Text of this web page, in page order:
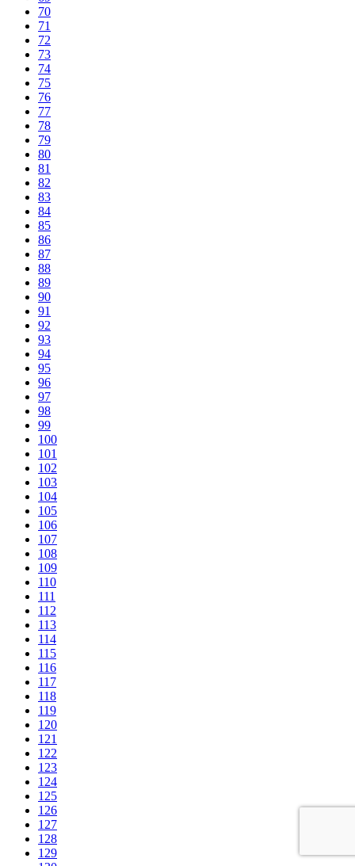
70
71
72
73
74
75
76
77
78
79
80
81
82
83
84
85
86
87
88
89
90
91
92
93
94
95
96
97
98
99
100
101
102
103
104
105
106
107
108
109
110
111
112
113
114
115
116
117
118
119
120
121
122
123
124
125
126
127
128
129